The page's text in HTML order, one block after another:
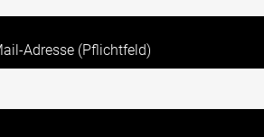
Adresse (Pflichtfeld)